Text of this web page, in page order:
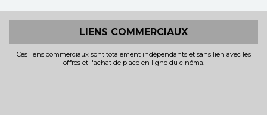
LIENS COMMERCIAUX
Ces liens commerciaux sont totalement indépendants et sans lien avec les
offres et l'achat de place en ligne du cinéma.